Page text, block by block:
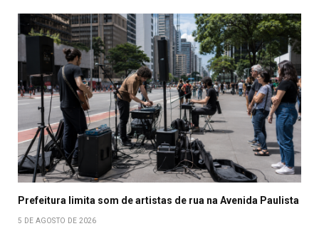
Prefeitura limita som de artistas de rua na Avenida Paulista
5 DE AGOSTO DE 2026